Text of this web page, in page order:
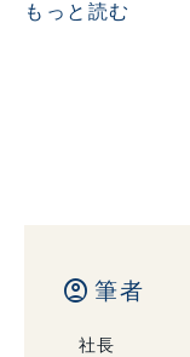
もっと読む
account_circle 筆者
社長